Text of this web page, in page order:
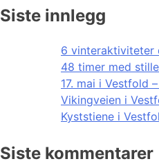
Siste innlegg
6 vinteraktiviteter
48 timer med
17. mai i Vestfold
Vikingveien i
Kyststiene i
Siste kommentarer